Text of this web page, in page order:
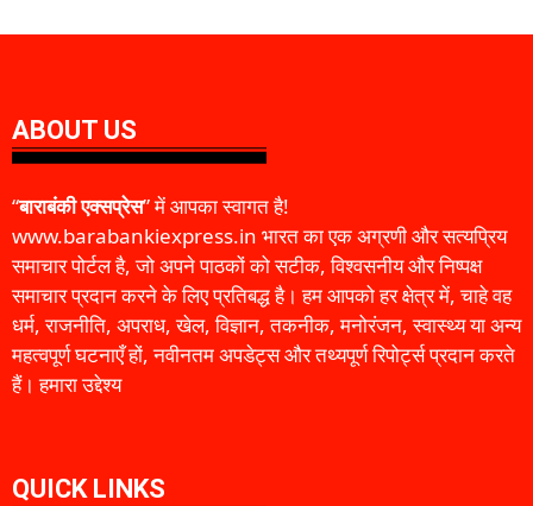
ABOUT US
“बाराबंकी एक्सप्रेस” में आपका स्वागत है!
www.barabankiexpress.in भारत का एक अग्रणी और सत्यप्रिय
समाचार पोर्टल है, जो अपने पाठकों को सटीक, विश्वसनीय और निष्पक्ष
समाचार प्रदान करने के लिए प्रतिबद्ध है। हम आपको हर क्षेत्र में, चाहे वह
धर्म, राजनीति, अपराध, खेल, विज्ञान, तकनीक, मनोरंजन, स्वास्थ्य या अन्य
महत्वपूर्ण घटनाएँ हों, नवीनतम अपडेट्स और तथ्यपूर्ण रिपोर्ट्स प्रदान करते
हैं। हमारा उद्देश्य
QUICK LINKS